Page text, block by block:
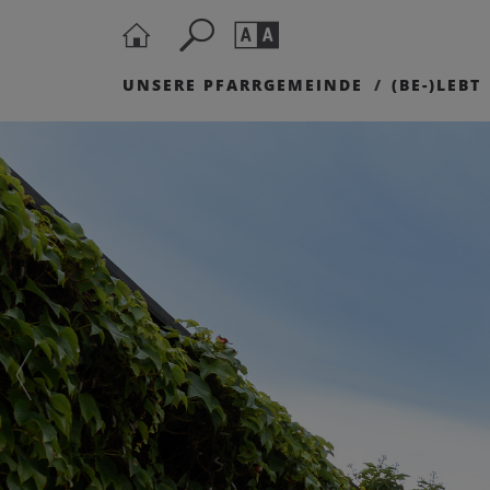
UNSERE PFARRGEMEINDE (BE-)LEBT
Seite